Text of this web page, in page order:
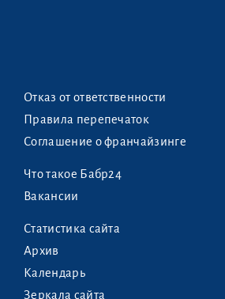
Отказ от ответственности
Правила перепечаток
Соглашение о франчайзинге
Что такое Бабр24
Вакансии
Статистика сайта
Архив
Календарь
Зеркала сайта